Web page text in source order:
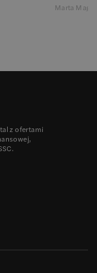
Marta
z ofertami